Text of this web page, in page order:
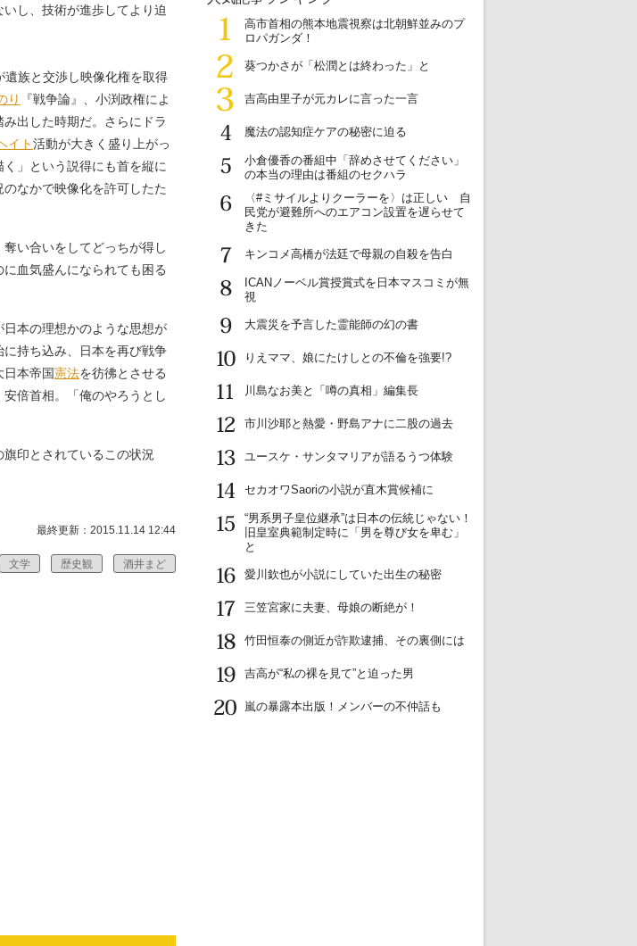
し、技術が進歩してより迫
遺族と交渉し映像化権を取得
り
『戦争論』、小渕政権によ
出した時期だ。さらにドラ
イト活動が大きく盛り上がっ
」という説得にも首を縦に
なかで映像化を許可したた
い合いをしてどっちが得し
血気盛んになられても困る
日本の理想かのような思想が
持ち込み、日本を再び戦争
本帝国憲法を彷彿とさせる
倍首相。「俺のやろうとし
印とされているこの状況
最終更新：2015.11.14 12:44
文学 歴史観 酒井まど
1
高市首相の熊本地震視察は北朝鮮並みのプ
ロパガンダ！
2
葵つかさが「松潤とは終わった」と
3
吉高由里子が元カレに言った一言
4
魔法の認知症ケアの秘密に迫る
5
小倉優香の番組中「辞めさせてください」
の本当の理由は番組のセクハラ
6
〈#ミサイルよりクーラーを〉は正しい 自
民党が避難所へのエアコン設置を遅らせて
きた
7
キンコメ高橋が法廷で母親の自殺を告白
8
ICANノーベル賞授賞式を日本マスコミが無
視
9
大震災を予言した霊能師の幻の書
10
りえママ、娘にたけしとの不倫を強要!?
11
川島なお美と「噂の真相」編集長
12
市川沙耶と熱愛・野島アナに二股の過去
13
ユースケ・サンタマリアが語るうつ体験
14
セカオワSaoriの小説が直木賞候補に
15
“男系男子皇位継承”は日本の伝統じゃない！
旧皇室典範制定時に「男を尊び女を卑む」
と
16
愛川欽也が小説にしていた出生の秘密
17
三笠宮家に夫妻、母娘の断絶が！
18
竹田恒泰の側近が詐欺逮捕、その裏側には
19
吉高が“私の裸を見て”と迫った男
20
嵐の暴露本出版！メンバーの不仲話も